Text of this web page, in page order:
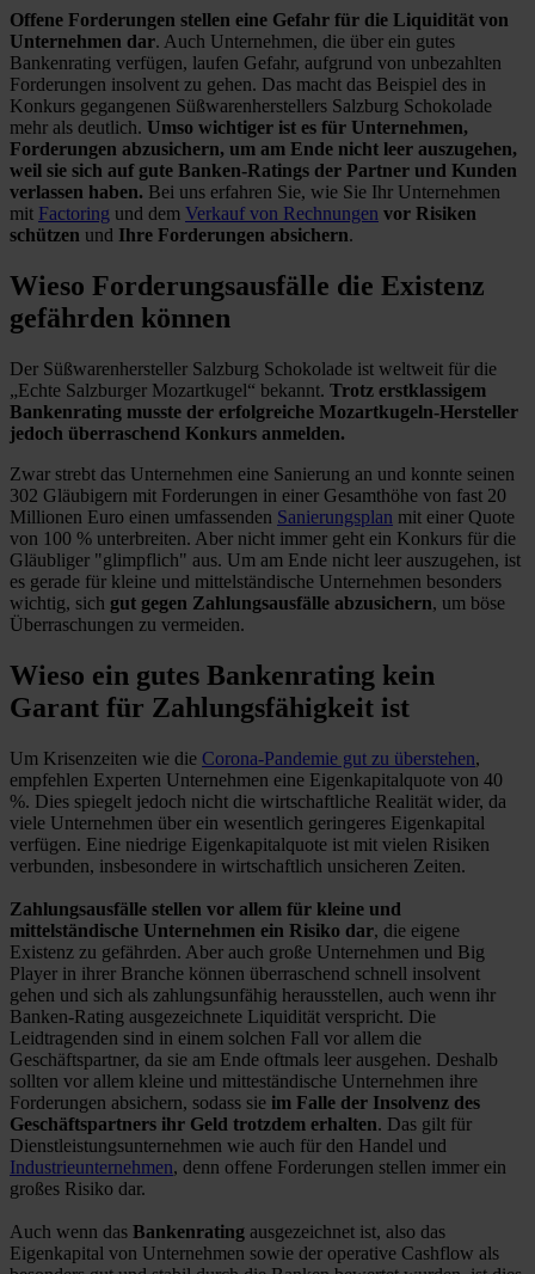
Offene Forderungen stellen eine Gefahr für die Liquidität von
Unternehmen dar. Auch Unternehmen, die über ein gutes
Bankenrating verfügen, laufen Gefahr, aufgrund von unbezahlten
Forderungen insolvent zu gehen. Das macht das Beispiel des in
Konkurs gegangenen Süßwarenherstellers Salzburg Schokolade
mehr als deutlich. Umso wichtiger ist es für Unternehmen,
Forderungen abzusichern, um am Ende nicht leer auszugehen,
weil sie sich auf gute Banken-Ratings der Partner und Kunden
verlassen haben. Bei uns erfahren Sie, wie Sie Ihr Unternehmen
mit Factoring und dem Verkauf von Rechnungen vor Risiken
schützen und Ihre Forderungen absichern.
Wieso Forderungsausfälle die Existenz
gefährden können
Der Süßwarenhersteller Salzburg Schokolade ist weltweit für die
„Echte Salzburger Mozartkugel“ bekannt. Trotz erstklassigem
Bankenrating musste der erfolgreiche Mozartkugeln-Hersteller
jedoch überraschend Konkurs anmelden.
Zwar strebt das Unternehmen eine Sanierung an und konnte seinen
302 Gläubigern mit Forderungen in einer Gesamthöhe von fast 20
Millionen Euro einen umfassenden Sanierungsplan mit einer Quote
von 100 % unterbreiten. Aber nicht immer geht ein Konkurs für die
Gläubliger "glimpflich" aus. Um am Ende nicht leer auszugehen, ist
es gerade für kleine und mittelständische Unternehmen besonders
wichtig, sich gut gegen Zahlungsausfälle abzusichern, um böse
Überraschungen zu vermeiden.
Wieso ein gutes Bankenrating kein
Garant für Zahlungsfähigkeit ist
Um Krisenzeiten wie die Corona-Pandemie gut zu überstehen,
empfehlen Experten Unternehmen eine Eigenkapitalquote von 40
%. Dies spiegelt jedoch nicht die wirtschaftliche Realität wider, da
viele Unternehmen über ein wesentlich geringeres Eigenkapital
verfügen. Eine niedrige Eigenkapitalquote ist mit vielen Risiken
verbunden, insbesondere in wirtschaftlich unsicheren Zeiten.
Zahlungsausfälle stellen vor allem für kleine und
mittelständische Unternehmen ein Risiko dar, die eigene
Existenz zu gefährden. Aber auch große Unternehmen und Big
Player in ihrer Branche können überraschend schnell insolvent
gehen und sich als zahlungsunfähig herausstellen, auch wenn ihr
Banken-Rating ausgezeichnete Liquidität verspricht. Die
Leidtragenden sind in einem solchen Fall vor allem die
Geschäftspartner, da sie am Ende oftmals leer ausgehen. Deshalb
sollten vor allem kleine und mitteständische Unternehmen ihre
Forderungen absichern, sodass sie im Falle der Insolvenz des
Geschäftspartners ihr Geld trotzdem erhalten. Das gilt für
Dienstleistungsunternehmen wie auch für den Handel und
Industrieunternehmen, denn offene Forderungen stellen immer ein
großes Risiko dar.
Auch wenn das Bankenrating ausgezeichnet ist, also das
Eigenkapital von Unternehmen sowie der operative Cashflow als